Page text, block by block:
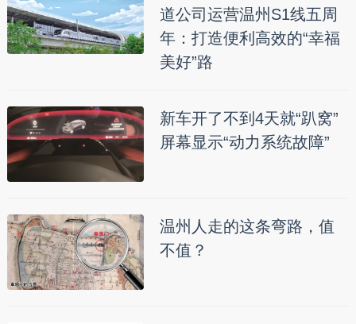
道公司运营温州S1线五周
年：打造便利高效的“幸福
美好”路
新车开了不到4天就“趴窝”
屏幕显示“动力系统故障”
温州人走的这条弯路，值
不值？